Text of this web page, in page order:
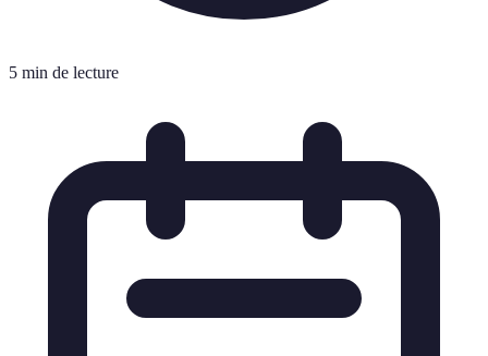
5 min de lecture